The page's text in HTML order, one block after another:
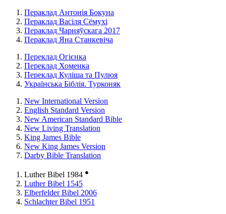
Пераклад Антонія Бокуна
Пераклад Васіля Сёмухі
Пераклад Чарняўскага 2017
Пераклад Яна Станкевіча
Переклад Огієнка
Переклад Хоменка
Переклад Куліша та Пулюя
Українська Біблія. Турконяк
New International Version
English Standard Version
New American Standard Bible
New Living Translation
King James Bible
New King James Version
Darby Bible Translation
Luther Bibel 1984 ●
Luther Bibel 1545
Elberfelder Bibel 2006
Schlachter Bibel 1951